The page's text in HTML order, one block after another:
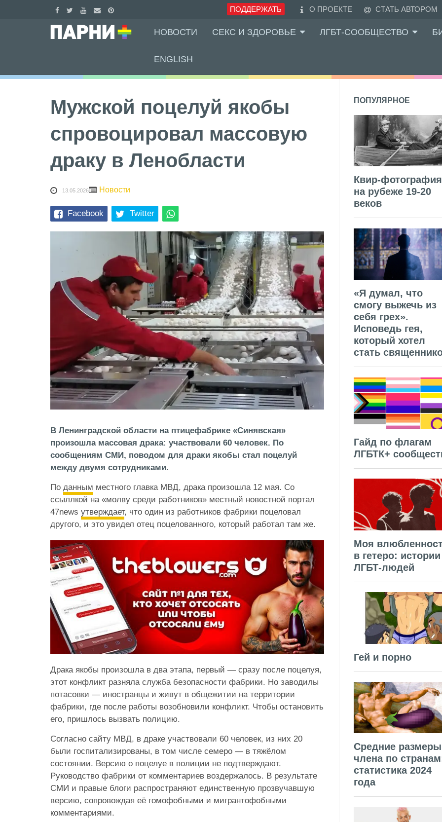
ПОДДЕРЖАТЬ О ПРОЕКТЕ СТАТЬ АВТОРОМ
НОВОСТИ СЕКС И ЗДОРОВЬЕ ЛГБТ-СООБЩЕСТВО
ENGLISH
Мужской поцелуй якобы
спровоцировал массовую
драку в Ленобласти
13.05.2026 Новости
Facebook Twitter
В Ленинградской области на птицефабрике «Синявская»
произошла массовая драка: участвовали 60 человек. По
сообщениям СМИ, поводом для драки якобы стал поцелуй
между двумя сотрудниками.
По данным местного главка МВД, драка произошла 12 мая. Со
ссыллкой на «молву среди работников» местный новостной портал
47news утверждает, что один из работников фабрики поцеловал
другого, и это увидел отец поцелованного, который работал там же.
Драка якобы произошла в два этапа, первый — сразу после поцелуя,
этот конфликт разняла служба безопасности фабрики. Но заводилы
потасовки — иностранцы и живут в общежитии на территории
фабрики, где после работы возобновили конфликт. Чтобы остановить
его, пришлось вызвать полицию.
Согласно сайту МВД, в драке участвовали 60 человек, из них 20
были госпитализированы, в том числе семеро — в тяжёлом
состоянии. Версию о поцелуе в полиции не подтверждают.
Руководство фабрики от комментариев воздержалось. В результате
СМИ и правые блоги распространяют единственную прозвучавшую
версию, сопровождая её гомофобными и мигрантофобными
комментариями.
ПОПУЛЯРНОЕ
Квир-фотография
на рубеже 19-20
веков
«Я думал, что
смогу выжечь из
себя грех».
Исповедь гея,
который хотел
стать
Гайд по флагам
ЛГБТК+
Моя
в гетеро: истории
ЛГБТ-людей
Гей и порно
Средние размеры
члена по
статистика 2024
года